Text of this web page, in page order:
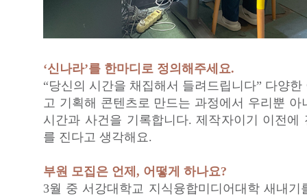
‘신나라’를 한마디로 정의해주세요.
“당신의 시간을 채집해서 들려드립니다” 다양
고 기획해 콘텐츠로 만드는 과정에서 우리뿐 아
시간과 사건을 기록합니다. 제작자이기 이전에
를 진다고 생각해요.
부원 모집은 언제, 어떻게 하나요?
3월 중 서강대학교 지식융합미디어대학 새내기